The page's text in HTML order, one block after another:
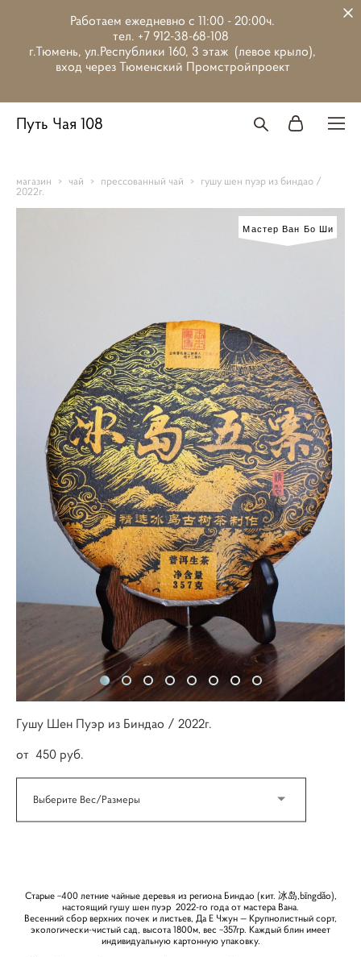
Работаем ежедневно с 11:00 - 20:00ч.
тел. +7 912-38-68-108
г.Тюмень, ул.Республики 160, 3 этаж (левое крыло),
вход через Тюменский Промстройпроект
Путь Чая 108
магазин > чай > прессованный чай > гушу шен пуэр из биндао /
2022г.
Мастер Ван Бо Ши
Гушу Шен Пуэр из Биндао / 2022г.
от 450 pуб.
Выберите Вес/Размеры
Старые ~400 летние чайные деревья из региона Биндао (кит. 冰岛,bīngdǎo),
настоящий гушу шен пуэр 2022-го года от мастера Вана.
Весенний сбор верхних почек и листьев, Да Е Чжун — Крупнолистный сорт,
экологически-чистый сад, высота 1800м, вес ~357гр. Каждый блин имеет
индивидуальную картонную упаковку.